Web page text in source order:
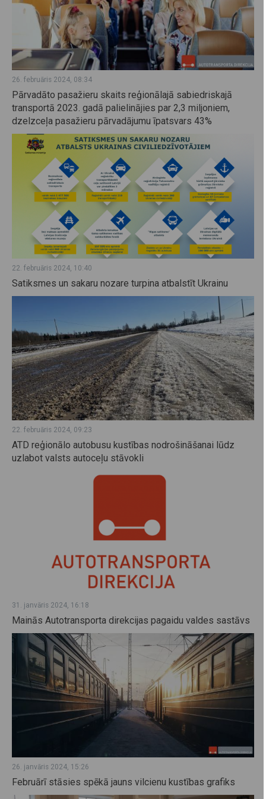
26. februāris 2024, 08:34
Pārvadāto pasažieru skaits reģionālajā sabiedriskajā
transportā 2023. gadā palielinājies par 2,3 miljoniem,
dzelzceļa pasažieru pārvadājumu īpatsvars 43%
22. februāris 2024, 10:40
Satiksmes un sakaru nozare turpina atbalstīt Ukrainu
22. februāris 2024, 09:23
ATD reģionālo autobusu kustības nodrošināšanai lūdz
uzlabot valsts autoceļu stāvokli
31. janvāris 2024, 16:18
Mainās Autotransporta direkcijas pagaidu valdes sastāvs
26. janvāris 2024, 15:26
Februārī stāsies spēkā jauns vilcienu kustības grafiks